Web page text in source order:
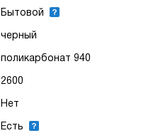
Бытовой
черный
поликарбонат 940
2600
Нет
Есть